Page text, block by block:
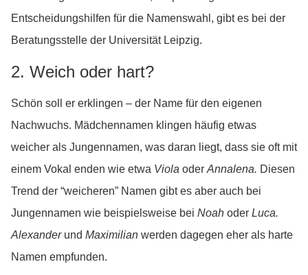
Entscheidungshilfen für die Namenswahl, gibt es bei der
Beratungsstelle der Universität Leipzig.
2. Weich oder hart?
Schön soll er erklingen – der Name für den eigenen
Nachwuchs. Mädchennamen klingen häufig etwas
weicher als Jungennamen, was daran liegt, dass sie oft mit
einem Vokal enden wie etwa Viola oder Annalena. Diesen
Trend der “weicheren” Namen gibt es aber auch bei
Jungennamen wie beispielsweise bei Noah oder Luca.
Alexanderund Maximilian werden dagegen eher als harte
Namen empfunden.